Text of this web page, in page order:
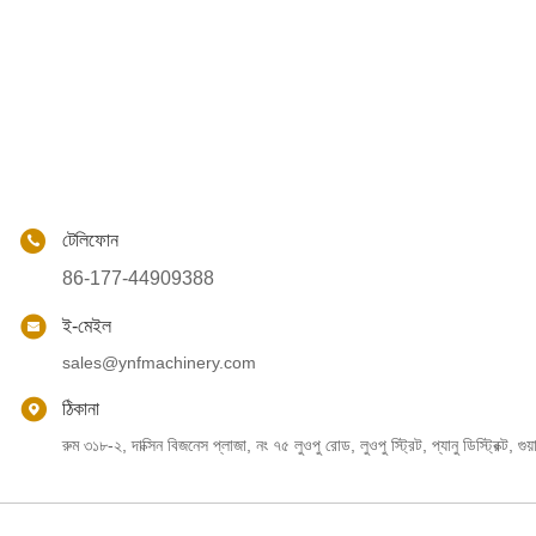
টেলিফোন
86-177-44909388
ই-মেইল
sales@ynfmachinery.com
ঠিকানা
রুম ৩১৮-২, দাক্সিন বিজনেস প্লাজা, নং ৭৫ লুওপু রোড, লুওপু স্ট্রিট, প্যানু ডিস্ট্রিক্ট,